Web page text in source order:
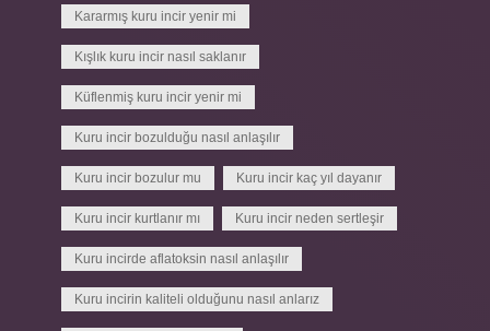
Kararmış kuru incir yenir mi
Kışlık kuru incir nasıl saklanır
Küflenmiş kuru incir yenir mi
Kuru incir bozulduğu nasıl anlaşılır
Kuru incir bozulur mu Kuru incir kaç yıl dayanır
Kuru incir kurtlanır mı Kuru incir neden sertleşir
Kuru incirde aflatoksin nasıl anlaşılır
Kuru incirin kaliteli olduğunu nasıl anlarız